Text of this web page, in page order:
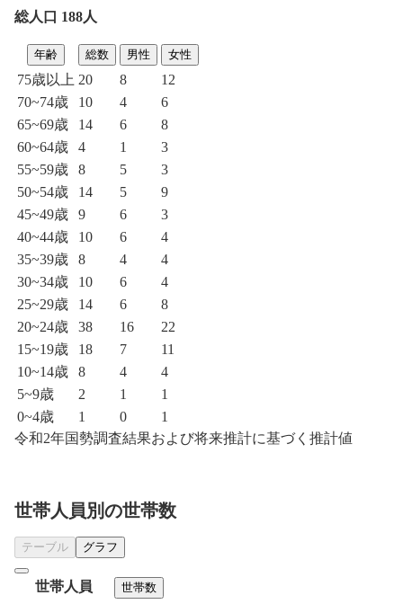
総人口 188人
年齢 総数 男性 女性
75歳以上 20 8
12
70~74歳
10 4
6
65~69歳
14 6
8
60~64歳
4 1
3
55~59歳
8 5
3
50~54歳
14 5
9
45~49歳
9 6
3
40~44歳
10 6
4
35~39歳
8 4
4
30~34歳
10 6
4
25~29歳
14 6
8
20~24歳
38 16
22
15~19歳
18 7
11
10~14歳
8 4
4
5~9歳
2 1
1
0~4歳
1 0
1
令和2年国勢調査結果および将来推計に基づく推計値
世帯人員別の世帯数
テーブル グラフ
世帯人員 世帯数